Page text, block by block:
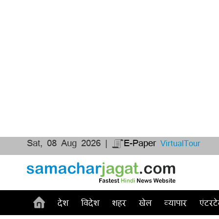
Sat, 08 Aug 2026 | E-Paper VirtualTour
देश विदेश शहर खेल व्यापार